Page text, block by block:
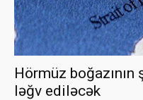
Hörmüz
ləğv ediləcək